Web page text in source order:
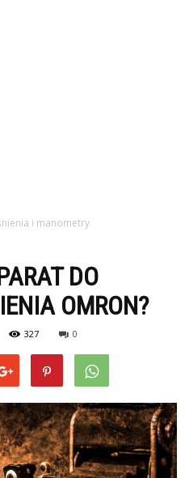
i manometry
DO
OMRON?
327 0